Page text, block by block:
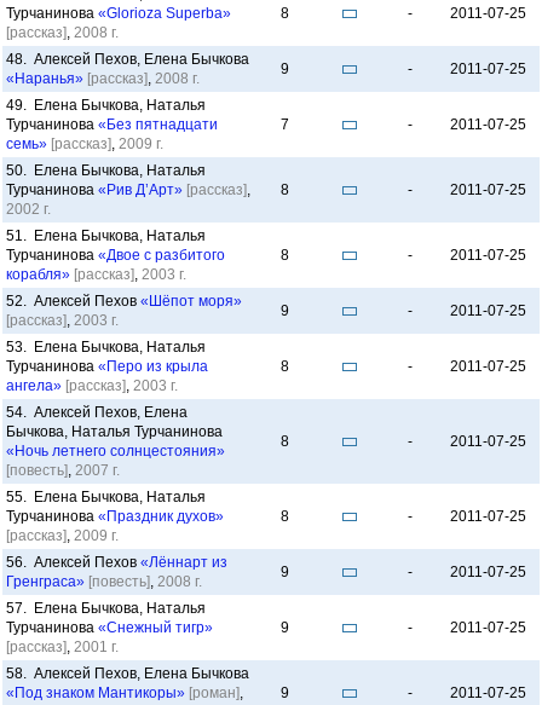
Турчанинова «Glorioza Superba»
[рассказ], 2008 г.
8 - 2011-07-25
48. Алексей Пехов, Елена Бычкова
«Наранья» [рассказ], 2008 г.
9 - 2011-07-25
49. Елена Бычкова, Наталья
Турчанинова «Без пятнадцати
семь» [рассказ], 2009 г.
7 - 2011-07-25
50. Елена Бычкова, Наталья
Турчанинова «Рив Д’Арт» [рассказ],
2002 г.
8 - 2011-07-25
51. Елена Бычкова, Наталья
Турчанинова «Двое с разбитого
корабля» [рассказ], 2003 г.
8 - 2011-07-25
52. Алексей Пехов «Шёпот моря»
[рассказ], 2003 г.
9 - 2011-07-25
53. Елена Бычкова, Наталья
Турчанинова «Перо из крыла
ангела» [рассказ], 2003 г.
8 - 2011-07-25
54. Алексей Пехов, Елена
Бычкова, Наталья Турчанинова
«Ночь летнего солнцестояния»
[повесть], 2007 г.
8 - 2011-07-25
55. Елена Бычкова, Наталья
Турчанинова «Праздник духов»
[рассказ], 2009 г.
8 - 2011-07-25
56. Алексей Пехов «Лённарт из
Гренграса» [повесть], 2008 г.
9 - 2011-07-25
57. Елена Бычкова, Наталья
Турчанинова «Снежный тигр»
[рассказ], 2001 г.
9 - 2011-07-25
58. Алексей Пехов, Елена Бычкова
«Под знаком Мантикоры» [роман],
9 - 2011-07-25